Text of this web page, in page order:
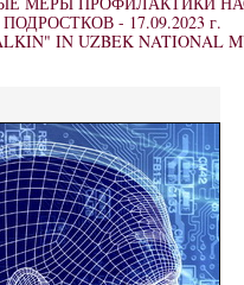
- 17.09.2023 г.
IN UZBEK NATIONAL